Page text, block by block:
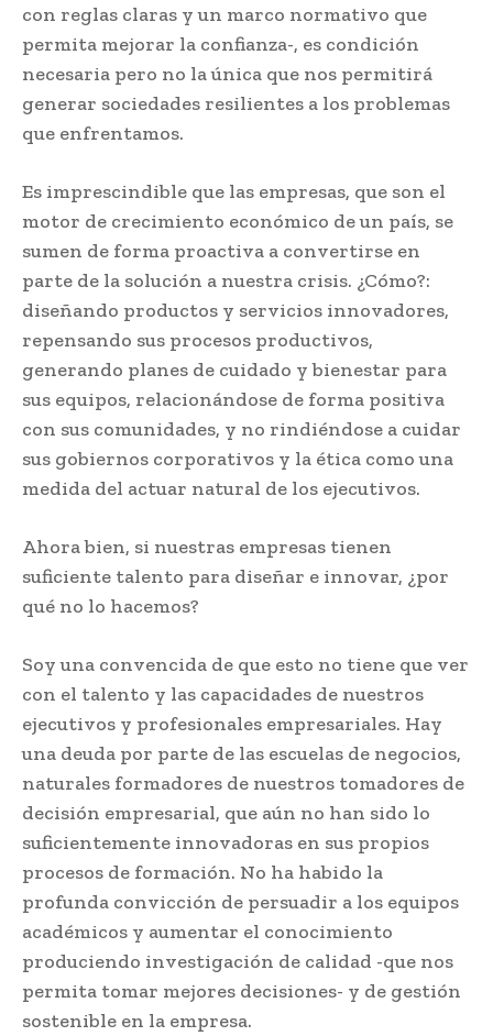
con reglas claras y un marco normativo que
permita mejorar la confianza-, es condición
necesaria pero no la única que nos permitirá
generar sociedades resilientes a los problemas
que enfrentamos.
Es imprescindible que las empresas, que son el
motor de crecimiento económico de un país, se
sumen de forma proactiva a convertirse en
parte de la solución a nuestra crisis. ¿Cómo?:
diseñando productos y servicios innovadores,
repensando sus procesos productivos,
generando planes de cuidado y bienestar para
sus equipos, relacionándose de forma positiva
con sus comunidades, y no rindiéndose a cuidar
sus gobiernos corporativos y la ética como una
medida del actuar natural de los ejecutivos.
Ahora bien, si nuestras empresas tienen
suficiente talento para diseñar e innovar, ¿por
qué no lo hacemos?
Soy una convencida de que esto no tiene que ver
con el talento y las capacidades de nuestros
ejecutivos y profesionales empresariales. Hay
una deuda por parte de las escuelas de negocios,
naturales formadores de nuestros tomadores de
decisión empresarial, que aún no han sido lo
suficientemente innovadoras en sus propios
procesos de formación. No ha habido la
profunda convicción de persuadir a los equipos
académicos y aumentar el conocimiento
produciendo investigación de calidad -que nos
permita tomar mejores decisiones- y de gestión
sostenible en la empresa.